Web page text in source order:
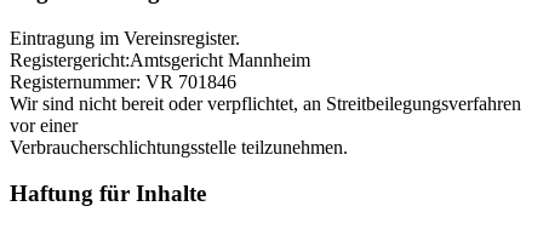
Eintragung im Vereinsregister.
Registergericht:Amtsgericht Mannheim
Registernummer: VR 701846
Wir sind nicht bereit oder verpflichtet, an Streitbeilegungsverfahren
vor einer
Verbraucherschlichtungsstelle teilzunehmen.
Haftung für Inhalte